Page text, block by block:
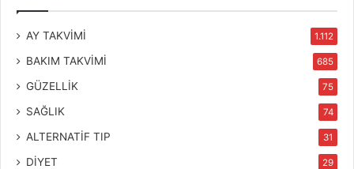
AY TAKVİMİ 1.112
BAKIM TAKVİMİ 685
GÜZELLİK 75
SAĞLIK 74
ALTERNATİF TIP 31
DİYET 29